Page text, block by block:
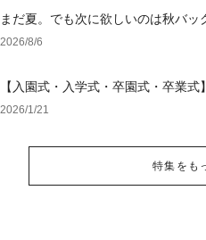
まだ夏。でも次に欲しいのは秋バッ
2026/8/6
【入園式・入学式・卒園式・卒業
トレットパーク オンラインで選ぶ「
2026/1/21
特集をも